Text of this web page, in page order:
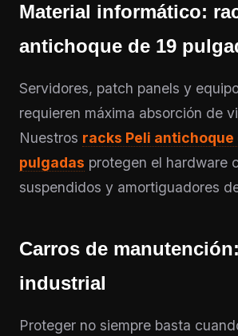
Material informático:
antichoque de 19
Servidores, patch panels y
requieren máxima absorción de
Nuestros racks Peli antichoque
pulgadas protegen el hardware
suspendidos y amortiguadores
Carros de
industrial
Proteger no siempre basta